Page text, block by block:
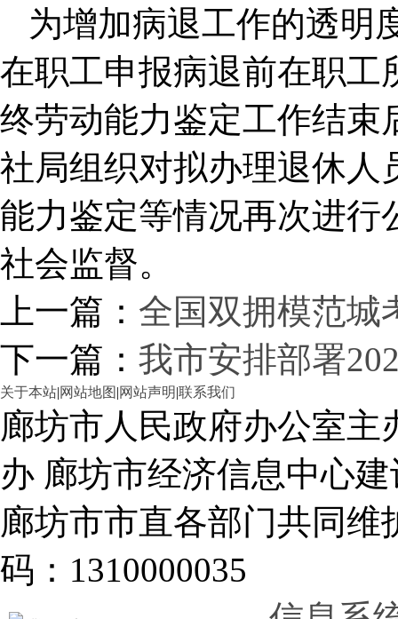
为增加病退工作的透明
在职工申报病退前在职工
终劳动能力鉴定工作结束
社局组织对拟办理退休人
能力鉴定等情况再次进行
社会监督。
上一篇： 全国双拥模范城
下一篇： 我市安排部署
关于本站|网站地图 |网站声明|联系我们
廊坊市人民政府办公室
办 廊坊市经济信息中心建
廊坊市市直各部门共同
码：1310000035